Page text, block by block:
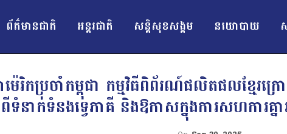
ព័ត៌មានជាតិ អន្ដរជាតិ សន្តិសុខសង្គម នយោបាយ
េរិកប្រចាំកម្ពុជា កម្មវិធីពិព័រណ៍ផលិតផលខ្មែរក្រោ
ទំនាក់ទំនងទ្វេភាគី និងឱកាសក្នុងការសហការគ្នា